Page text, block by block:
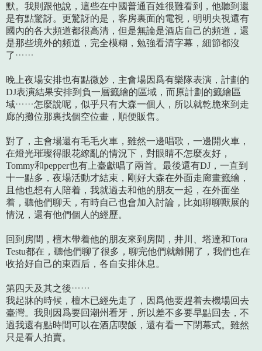
默。我則跟他說，這些在中國普通百姓很難看到，他聽到還
是有點驚訝。更驚訝的是，客房裏面的電視，明明央視還有
國內的各大頻道都很高清，但是無論是酒店自己的頻道，還
是那些境外的頻道，完全模糊，勉強看清字幕，細節都沒
了……
晚上夜場安排也有點微妙，主會場因爲有樂隊表演，計劃的
DJ表演結果安排到負一層籤繪的區域，而原計劃的籤繪區
域……怎麼說呢，似乎只有大森一個人，所以就乾脆來到走
廊的攤位那裏找個空位畫，順便販售。
對了，主會場還有毛毛火車，雖然一邊唱歌，一邊開火車，
在燈光璀璨得眼花繚亂的情況下，對眼睛不怎麼友好，
Tommy和pepper也有上臺獻唱了兩首。最後還有DJ，一直到
十一點多，夜場活動才結束，剛好大森在外面走廊畫籤繪，
且他也想有人陪着，我就過去和他的朋友一起，在外面坐
着，聽他們聊天，有時自己也會加入討論，比如聊聊獸展的
情況，還有他們個人的經歷。
回到房間，檀木帶着他的朋友來到房間，井川、塔達和Tora
Testu都在，聽他們聊了很多，聊完他們就離開了，我們也在
收拾好自己的東西后，各自安排休息。
第四天及其之後……
我起牀的時候，檀木已經先走了，因爲他要趕着去機場回去
臺灣。我則因爲要回潮州看牙，所以差不多要早點回去，不
過我還有點時間可以在酒店喫飯，還有看一下閉幕式。雖然
只是看人拍賣。